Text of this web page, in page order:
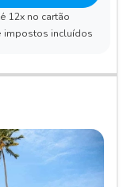
12x no cartão
impostos incluídos